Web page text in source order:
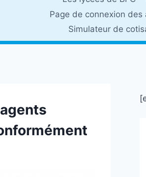
Page de connexion des
Simulateur de